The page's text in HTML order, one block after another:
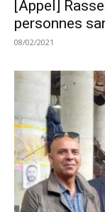
[Appel]
personnes
08/02/2021